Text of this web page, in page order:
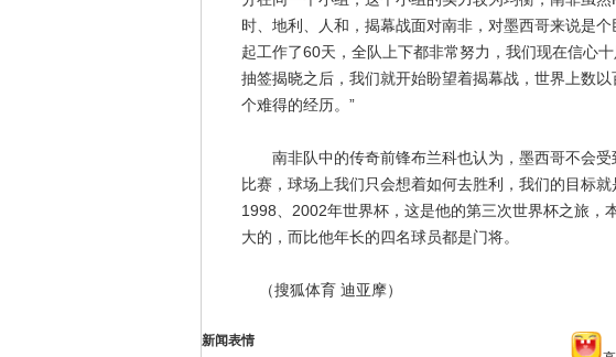
时、地利、人和，揭幕战面对南非，对墨西哥来说是
起工作了60天，全队上下都非常努力，我们现在信心
抽签揭晓之后，我们就开始盼望着揭幕战，世界上数
个难得的经历。”
南非队中的传奇前锋布兰科也认为，墨西哥不会受
比赛，球场上我们只会想着如何去胜利，我们的目标
1998、2002年世界杯，这是他的第三次世界杯之旅，
大的，而比他年长的四名球员都是门将。
（搜狐体育 迪亚摩）
新闻表情